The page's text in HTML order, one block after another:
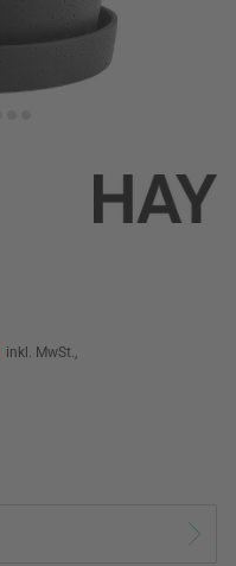
inkl. MwSt.,